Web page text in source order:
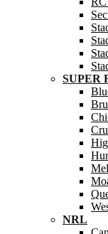
SUPER
NRL